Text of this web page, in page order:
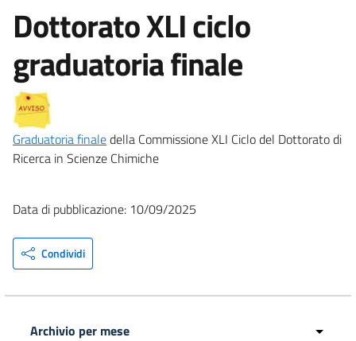
Dottorato XLI ciclo
graduatoria finale
Graduatoria finaledella Commissione XLI Ciclo del Dottorato di
Ricerca in Scienze Chimiche
Data di pubblicazione: 10/09/2025
Condividi